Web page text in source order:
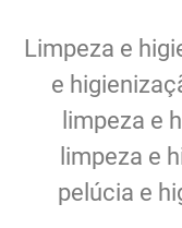
Limpeza e
e
limpeza e
limpeza e
pelúcia e